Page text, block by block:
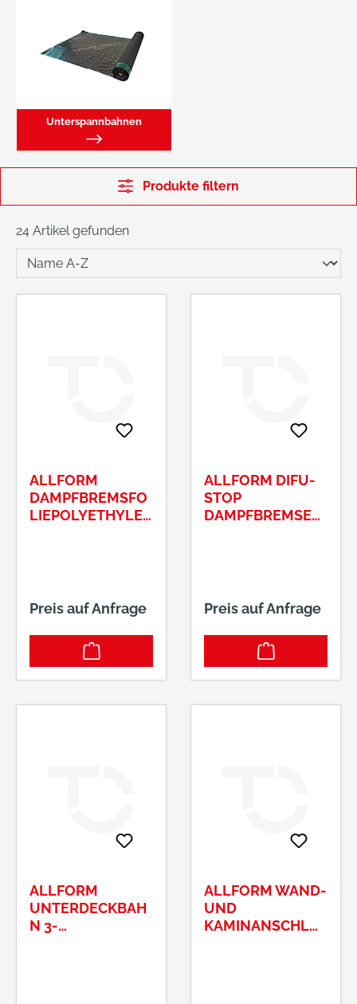
Unterspannbahnen
Produkte filtern
24 Artikel gefunden
ALLFORM
DAMPFBREMSFO
LIEPOLYETHYLE
Preis auf Anfrage
ALLFORM DIFU-
STOP
DAMPFBREMSE
Preis auf Anfrage
ALLFORM
UNTERDECKBAH
N 3-
ALLFORM WAND-
UND
KAMINANSCHLU